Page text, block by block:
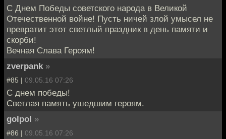
С Днем Победы советского народа в Великой
Отечественной войне! Пусть ничей злой умысел не
превратит этот светлый праздник в день памяти и
скорби!
Вечная Слава Героям!
zverpank »
#85 | 09.05.16 07:26
С днем победы!
Светлая память ушедшим героям.
golpol »
#86 | 09.05.16 07:26